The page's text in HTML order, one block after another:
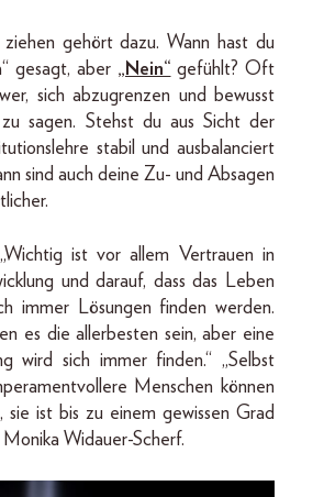
gehört dazu. Wann hast du
gesagt, aber „Nein“ gefühlt? Oft
sich abzugrenzen und bewusst
sagen. Stehst du aus Sicht der
stabil und ausbalanciert
sind auch deine Zu- und Absagen
ist vor allem Vertrauen in
und darauf, dass das Leben
immer Lösungen finden werden.
es die allerbesten sein, aber eine
wird sich immer finden.“ „Selbst
Menschen können
sie ist bis zu einem gewissen Grad
Widauer-Scherf.